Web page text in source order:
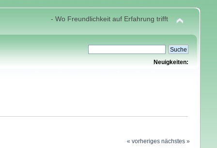
- Wo Freundlichkeit auf Erfahrung trifft
Neuigkeiten:
« vorheriges nächstes »